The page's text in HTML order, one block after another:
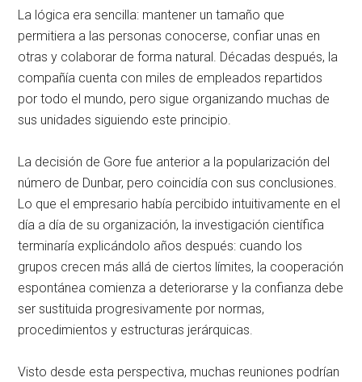
La lógica era sencilla: mantener un tamaño que
permitiera a las personas conocerse, confiar unas en
otras y colaborar de forma natural. Décadas después, la
compañía cuenta con miles de empleados repartidos
por todo el mundo, pero sigue organizando muchas de
sus unidades siguiendo este principio.
La decisión de Gore fue anterior a la popularización del
número de Dunbar, pero coincidía con sus conclusiones.
Lo que el empresario había percibido intuitivamente en el
día a día de su organización, la investigación científica
terminaría explicándolo años después: cuando los
grupos crecen más allá de ciertos límites, la cooperación
espontánea comienza a deteriorarse y la confianza debe
ser sustituida progresivamente por normas,
procedimientos y estructuras jerárquicas.
Visto desde esta perspectiva, muchas reuniones podrían